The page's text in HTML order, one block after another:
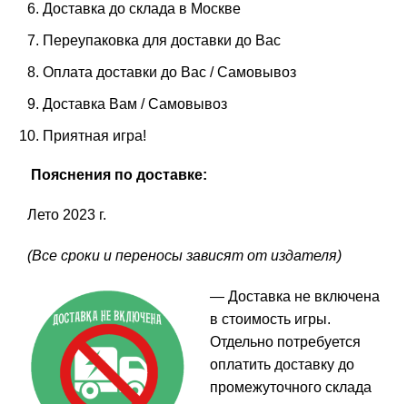
Доставка до склада в Москве
Переупаковка для доставки до Вас
Оплата доставки до Вас / Самовывоз
Доставка Вам / Самовывоз
Приятная игра!
Пояснения по доставке:
Лето 2023 г.
(Все сроки и переносы зависят от издателя)
— Доставка не включена
в стоимость игры.
Отдельно потребуется
оплатить доставку до
промежуточного склада